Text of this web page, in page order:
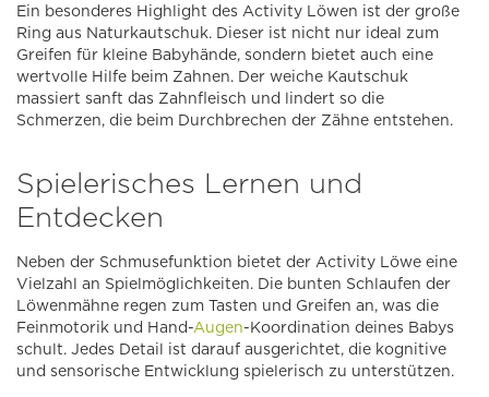
Ein besonderes Highlight des Activity Löwen ist der große
Ring aus Naturkautschuk. Dieser ist nicht nur ideal zum
Greifen für kleine Babyhände, sondern bietet auch eine
wertvolle Hilfe beim Zahnen. Der weiche Kautschuk
massiert sanft das Zahnfleisch und lindert so die
Schmerzen, die beim Durchbrechen der Zähne entstehen.
Spielerisches Lernen und
Entdecken
Neben der Schmusefunktion bietet der Activity Löwe eine
Vielzahl an Spielmöglichkeiten. Die bunten Schlaufen der
Löwenmähne regen zum Tasten und Greifen an, was die
Feinmotorik und Hand-Augen-Koordination deines Babys
schult. Jedes Detail ist darauf ausgerichtet, die kognitive
und sensorische Entwicklung spielerisch zu unterstützen.